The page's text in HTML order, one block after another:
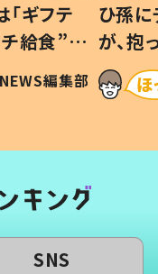
ギフテ
給食”を
和の親
編集部
ひ孫
が、
「涙が
い」
SNS